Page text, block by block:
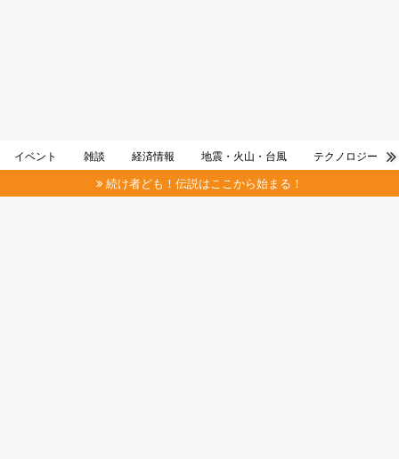
イベント 雑談 経済情報 地震・火山・台風 テクノロジー
続け者ども！伝説はここから始まる！